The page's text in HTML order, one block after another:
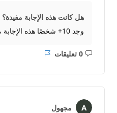
هل كانت هذه الإجابة مفيدة؟
وجد 10+ شخصًا هذه الإجابة مفيدة.
0 تعليقات ليست
التقرير
مجهول